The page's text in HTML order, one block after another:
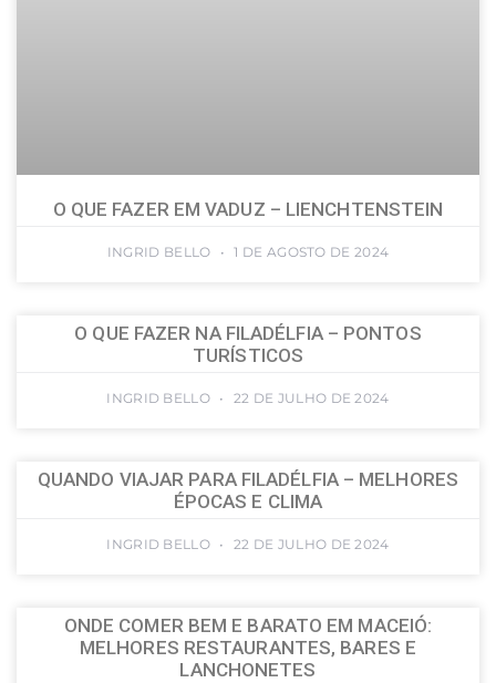
O QUE FAZER EM VADUZ – LIENCHTENSTEIN
INGRID BELLO 1 DE AGOSTO DE 2024
O QUE FAZER NA FILADÉLFIA – PONTOS
TURÍSTICOS
INGRID BELLO 22 DE JULHO DE 2024
QUANDO VIAJAR PARA FILADÉLFIA – MELHORES
ÉPOCAS E CLIMA
INGRID BELLO 22 DE JULHO DE 2024
ONDE COMER BEM E BARATO EM MACEIÓ:
MELHORES RESTAURANTES, BARES E
LANCHONETES